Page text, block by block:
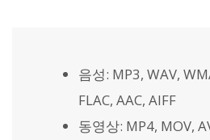
음성: MP3, WAV,
FLAC, AAC, AIFF
동영상: MP4, MOV,